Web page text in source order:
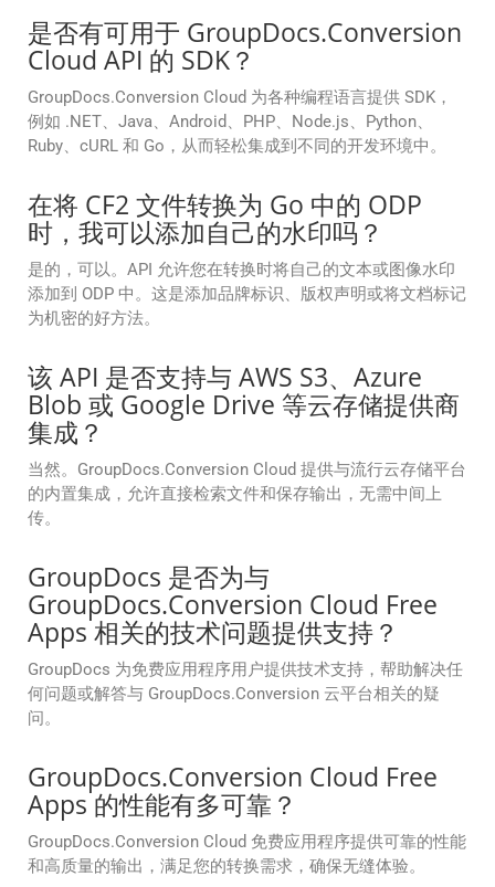
是否有可用于 GroupDocs.Conversion
Cloud API 的 SDK？
GroupDocs.Conversion Cloud 为各种编程语言提供 SDK，
例如 .NET、Java、Android、PHP、Node.js、Python、
Ruby、cURL 和 Go，从而轻松集成到不同的开发环境中。
在将 CF2 文件转换为 Go 中的 ODP
时，我可以添加自己的水印吗？
是的，可以。API 允许您在转换时将自己的文本或图像水印
添加到 ODP 中。这是添加品牌标识、版权声明或将文档标记
为机密的好方法。
该 API 是否支持与 AWS S3、Azure
Blob 或 Google Drive 等云存储提供商
集成？
当然。GroupDocs.Conversion Cloud 提供与流行云存储平台
的内置集成，允许直接检索文件和保存输出，无需中间上
传。
GroupDocs 是否为与
GroupDocs.Conversion Cloud Free
Apps 相关的技术问题提供支持？
GroupDocs 为免费应用程序用户提供技术支持，帮助解决任
何问题或解答与 GroupDocs.Conversion 云平台相关的疑
问。
GroupDocs.Conversion Cloud Free
Apps 的性能有多可靠？
GroupDocs.Conversion Cloud 免费应用程序提供可靠的性能
和高质量的输出，满足您的转换需求，确保无缝体验。